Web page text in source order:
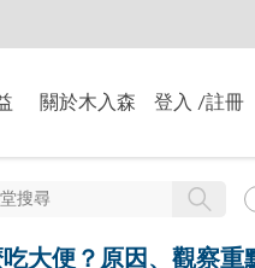
關於木入森 登入 /註冊
大便？原因、觀察重